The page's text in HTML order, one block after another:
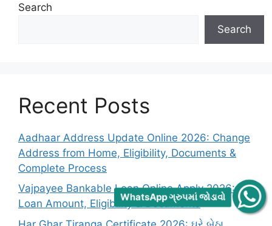
Search
Search
Recent Posts
Aadhaar Address Update Online 2026: Change
Address from Home, Eligibility, Documents &
Complete Process
Vajpayee Bankable Loan Online Apply 2026:
Loan Amount, Eligibility & Documents
WhatsApp ગ્રુપમાં જોડાવો